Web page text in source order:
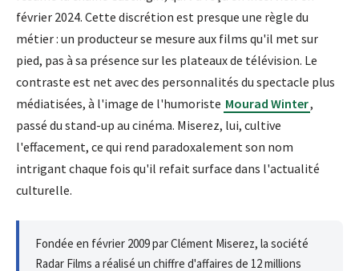
février 2024. Cette discrétion est presque une règle du
métier : un producteur se mesure aux films qu'il met sur
pied, pas à sa présence sur les plateaux de télévision. Le
contraste est net avec des personnalités du spectacle plus
médiatisées, à l'image de l'humoriste Mourad Winter,
passé du stand-up au cinéma. Miserez, lui, cultive
l'effacement, ce qui rend paradoxalement son nom
intrigant chaque fois qu'il refait surface dans l'actualité
culturelle.
Fondée en février 2009 par Clément Miserez, la société
Radar Films a réalisé un chiffre d'affaires de 12 millions